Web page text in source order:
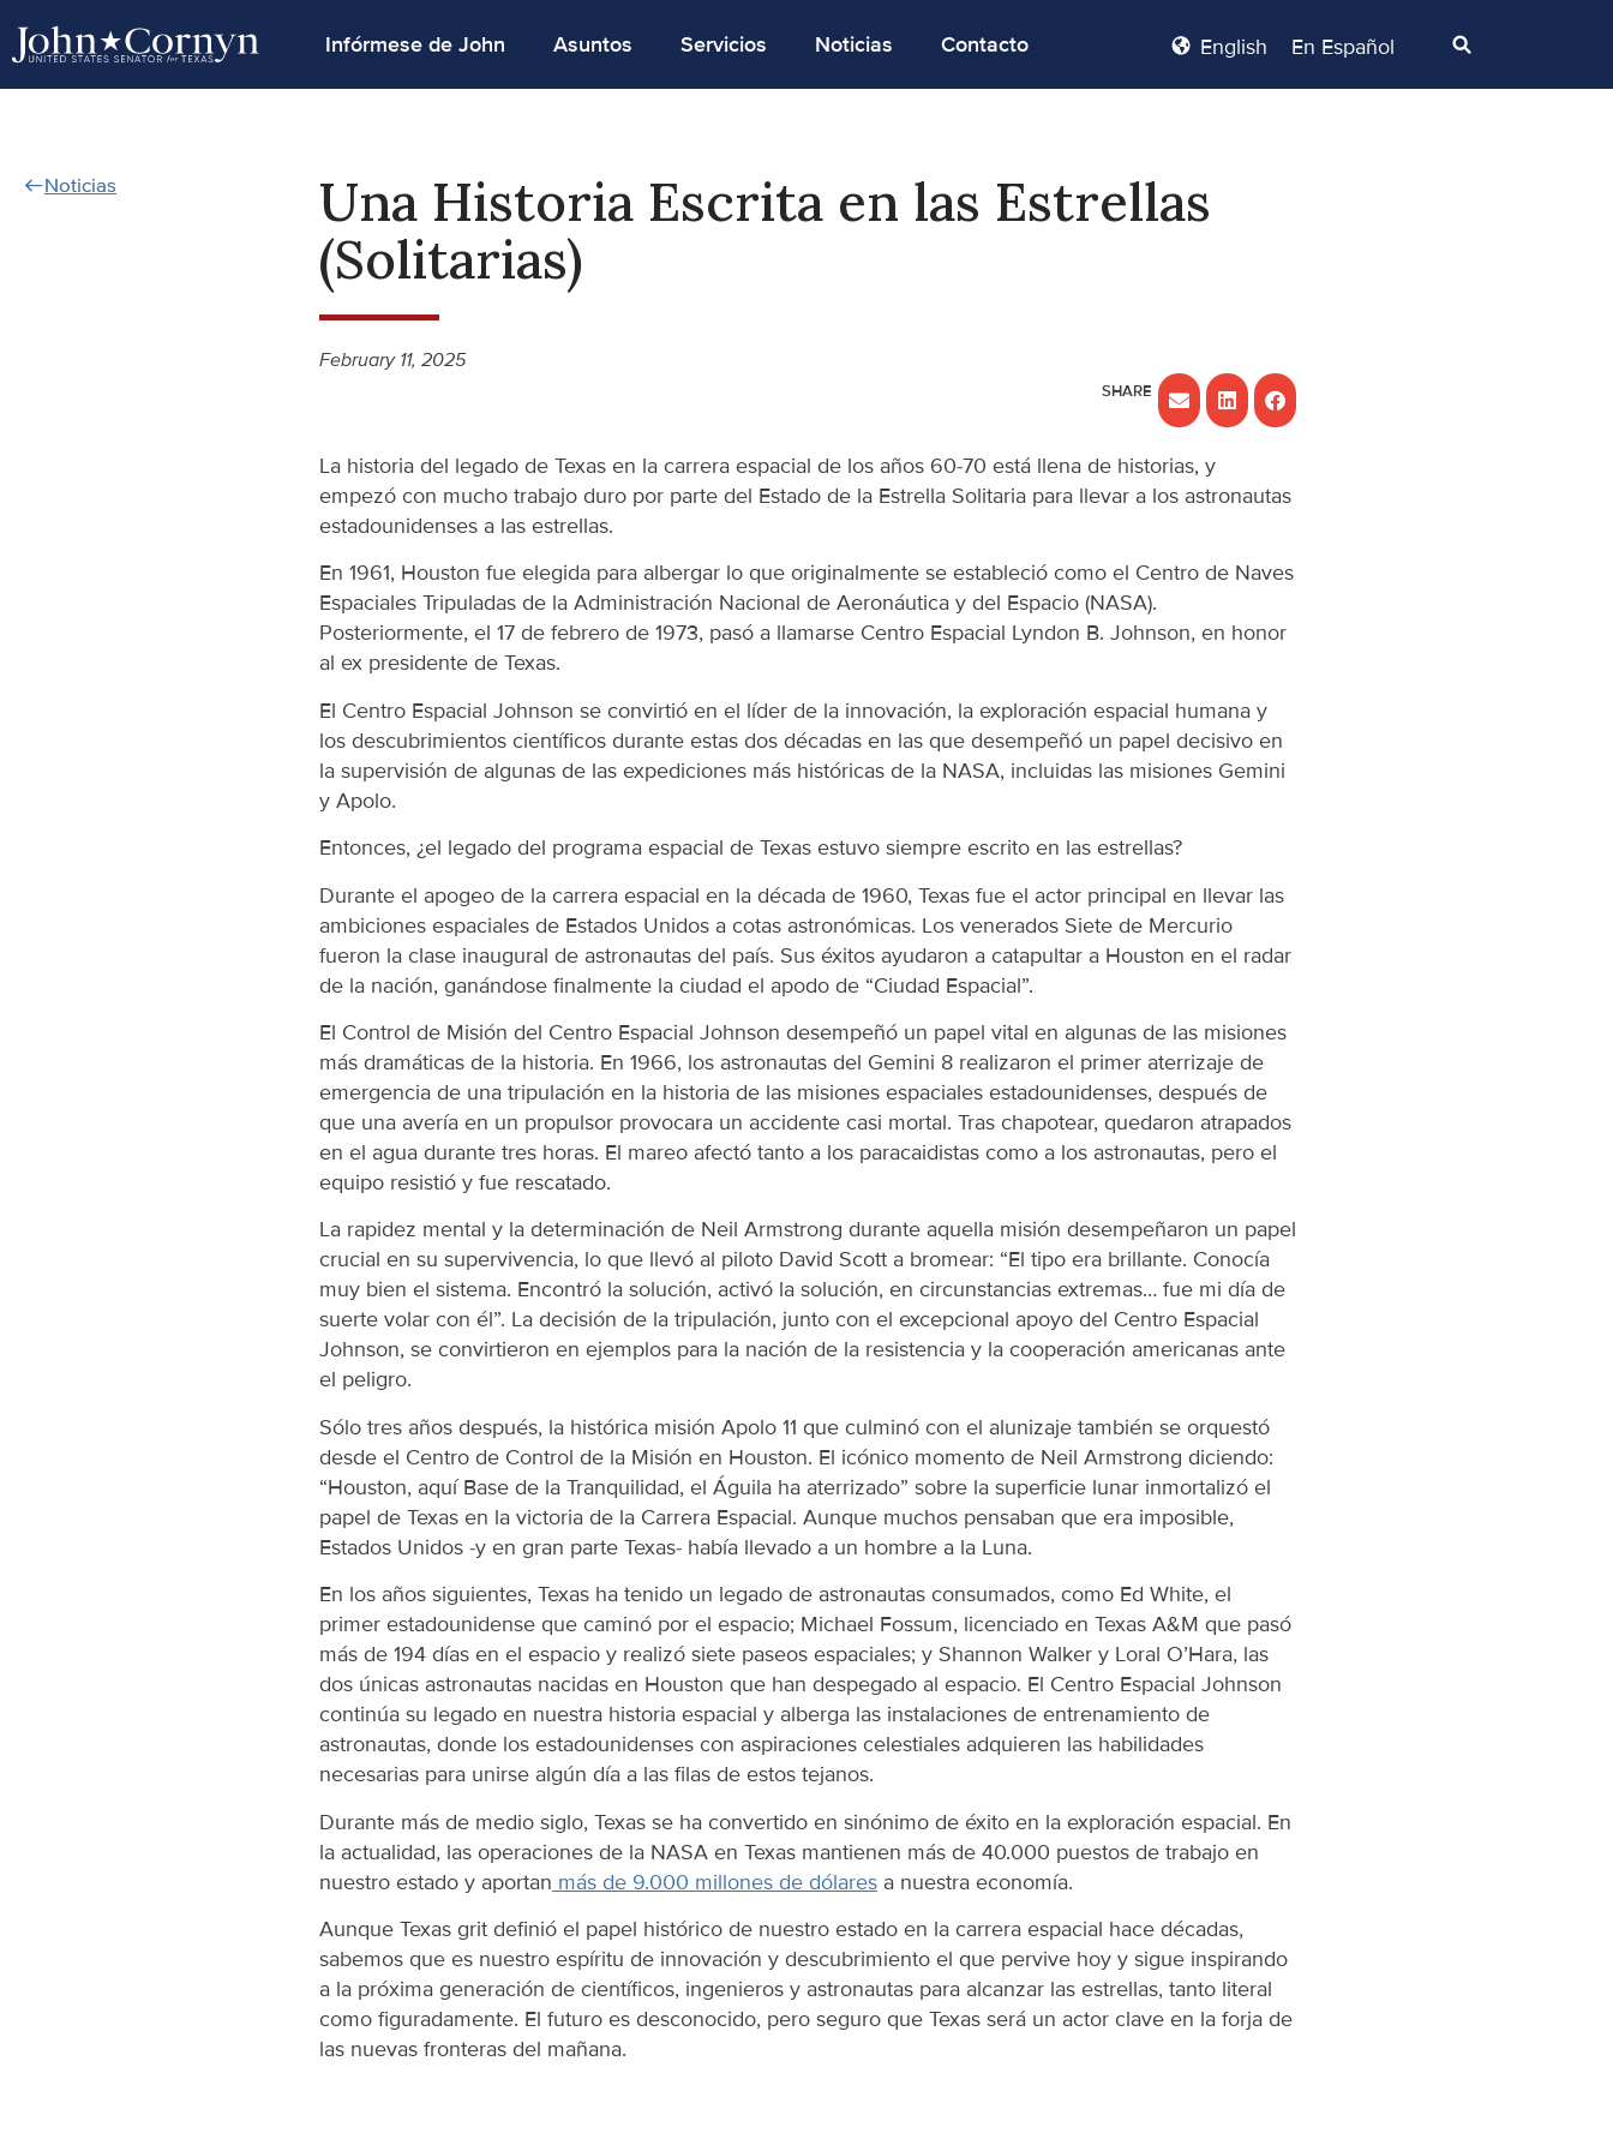
Infórmese de John Asuntos Servicios Noticias Contacto English En Español
Noticias
Una Historia Escrita en las Estrellas
(Solitarias)
February 11, 2025
La historia del legado de Texas en la carrera espacial de los años 60-70 está llena de historias, y
empezó con mucho trabajo duro por parte del Estado de la Estrella Solitaria para llevar a los astronautas
estadounidenses a las estrellas.
En 1961, Houston fue elegida para albergar lo que originalmente se estableció como el Centro de Naves
Espaciales Tripuladas de la Administración Nacional de Aeronáutica y del Espacio (NASA).
Posteriormente, el 17 de febrero de 1973, pasó a llamarse Centro Espacial Lyndon B. Johnson, en honor
al ex presidente de Texas.
El Centro Espacial Johnson se convirtió en el líder de la innovación, la exploración espacial humana y
los descubrimientos científicos durante estas dos décadas en las que desempeñó un papel decisivo en
la supervisión de algunas de las expediciones más históricas de la NASA, incluidas las misiones Gemini
y Apolo.
Entonces, ¿el legado del programa espacial de Texas estuvo siempre escrito en las estrellas?
Durante el apogeo de la carrera espacial en la década de 1960, Texas fue el actor principal en llevar las
ambiciones espaciales de Estados Unidos a cotas astronómicas. Los venerados Siete de Mercurio
fueron la clase inaugural de astronautas del país. Sus éxitos ayudaron a catapultar a Houston en el radar
de la nación, ganándose finalmente la ciudad el apodo de “Ciudad Espacial”.
El Control de Misión del Centro Espacial Johnson desempeñó un papel vital en algunas de las misiones
más dramáticas de la historia. En 1966, los astronautas del Gemini 8 realizaron el primer aterrizaje de
emergencia de una tripulación en la historia de las misiones espaciales estadounidenses, después de
que una avería en un propulsor provocara un accidente casi mortal. Tras chapotear, quedaron atrapados
en el agua durante tres horas. El mareo afectó tanto a los paracaidistas como a los astronautas, pero el
equipo resistió y fue rescatado.
La rapidez mental y la determinación de Neil Armstrong durante aquella misión desempeñaron un papel
crucial en su supervivencia, lo que llevó al piloto David Scott a bromear: “El tipo era brillante. Conocía
muy bien el sistema. Encontró la solución, activó la solución, en circunstancias extremas… fue mi día de
suerte volar con él”. La decisión de la tripulación, junto con el excepcional apoyo del Centro Espacial
Johnson, se convirtieron en ejemplos para la nación de la resistencia y la cooperación americanas ante
el peligro.
Sólo tres años después, la histórica misión Apolo 11 que culminó con el alunizaje también se orquestó
desde el Centro de Control de la Misión en Houston. El icónico momento de Neil Armstrong diciendo:
“Houston, aquí Base de la Tranquilidad, el Águila ha aterrizado” sobre la superficie lunar inmortalizó el
papel de Texas en la victoria de la Carrera Espacial. Aunque muchos pensaban que era imposible,
Estados Unidos -y en gran parte Texas- había llevado a un hombre a la Luna.
En los años siguientes, Texas ha tenido un legado de astronautas consumados, como Ed White, el
primer estadounidense que caminó por el espacio; Michael Fossum, licenciado en Texas A&M que pasó
más de 194 días en el espacio y realizó siete paseos espaciales; y Shannon Walker y Loral O’Hara, las
dos únicas astronautas nacidas en Houston que han despegado al espacio. El Centro Espacial Johnson
continúa su legado en nuestra historia espacial y alberga las instalaciones de entrenamiento de
astronautas, donde los estadounidenses con aspiraciones celestiales adquieren las habilidades
necesarias para unirse algún día a las filas de estos tejanos.
Durante más de medio siglo, Texas se ha convertido en sinónimo de éxito en la exploración espacial. En
la actualidad, las operaciones de la NASA en Texas mantienen más de 40.000 puestos de trabajo en
nuestro estado y aportan más de 9.000 millones de dólares a nuestra economía.
Aunque Texas grit definió el papel histórico de nuestro estado en la carrera espacial hace décadas,
sabemos que es nuestro espíritu de innovación y descubrimiento el que pervive hoy y sigue inspirando
a la próxima generación de científicos, ingenieros y astronautas para alcanzar las estrellas, tanto literal
como figuradamente. El futuro es desconocido, pero seguro que Texas será un actor clave en la forja de
las nuevas fronteras del mañana.